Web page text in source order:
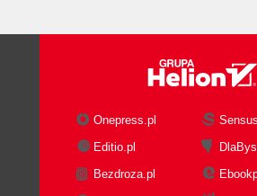
Onepress.pl
Editio.pl
Bezdroza.pl